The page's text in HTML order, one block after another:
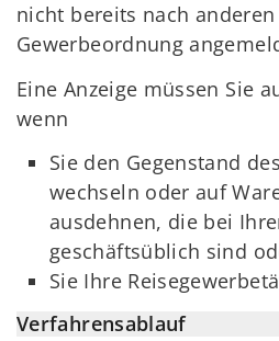
nicht bereits nach
Gewerbeordnung
Eine Anzeige müssen Sie
wenn
Sie den Gegenstand
wechseln oder auf
ausdehnen, die bei
geschäftsüblich sind
Sie Ihre
Verfahrensablauf